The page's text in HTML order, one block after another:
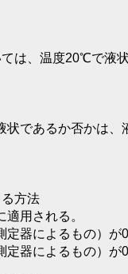
は、温度20℃で液
あるか否かは、
方法
用される。
器によるもの）が
器によるもの）が